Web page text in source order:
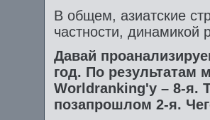
В общем, азиатские
частности, динамикой
Давай
год. По результатам
Worldranking'у – 8-я.
позапрошлом 2-я.